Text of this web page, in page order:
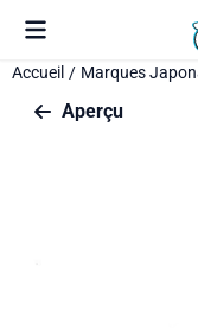
Préférences de
Accueil / Marques
Aperçu